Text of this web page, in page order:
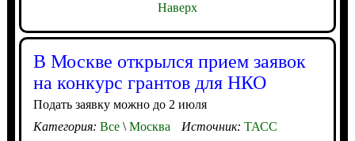
Наверх
В Москве открылся прием заявок
на конкурс грантов для НКО
Подать заявку можно до 2 июля
Категория: Все\Москва Источник: ТАСС